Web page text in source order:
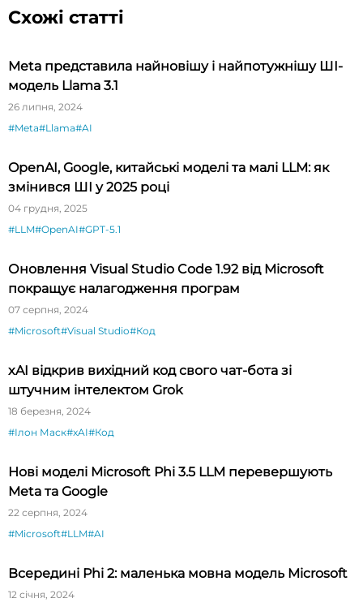
Схожі статті
Meta представила найновішу і найпотужнішу ШІ-
модель Llama 3.1
26 липня, 2024
#Meta#Llama#AI
OpenAI, Google, китайські моделі та малі LLM: як
змінився ШІ у 2025 році
04 грудня, 2025
#LLM#OpenAI#GPT-5.1
Оновлення Visual Studio Code 1.92 від Microsoft
покращує налагодження програм
07 серпня, 2024
#Microsoft#Visual Studio#Код
xAI відкрив вихідний код свого чат-бота зі
штучним інтелектом Grok
18 березня, 2024
#Ілон Маск#xAI#Код
Нові моделі Microsoft Phi 3.5 LLM перевершують
Meta та Google
22 серпня, 2024
#Microsoft#LLM#AI
Всередині Phi 2: маленька мовна модель Microsoft
12 січня, 2024